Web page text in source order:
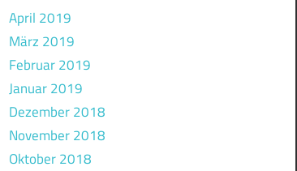
April 2019
März 2019
Februar 2019
Januar 2019
Dezember 2018
November 2018
Oktober 2018